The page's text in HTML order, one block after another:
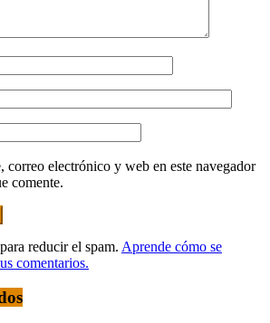
correo electrónico y web en este navegador
comente.
reducir el spam. Aprende cómo se
comentarios.